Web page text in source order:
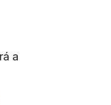
a